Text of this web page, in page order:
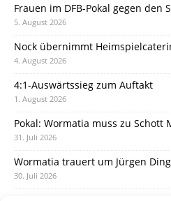
Frauen im DFB-Pokal gegen den
5. August 2026
Nock übernimmt
4. August 2026
4:1-Auswärtssieg zum Auftakt
1. August 2026
Pokal: Wormatia muss zu Schott
31. Juli 2026
Wormatia trauert um Jürgen
30. Juli 2026